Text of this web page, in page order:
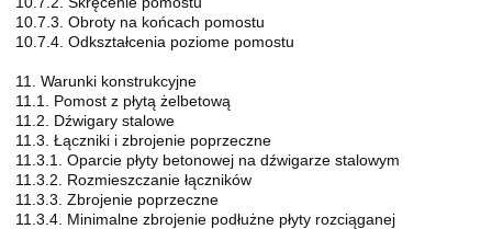
10.7.3. Obroty na końcach pomostu
10.7.4. Odkształcenia poziome pomostu
11. Warunki konstrukcyjne
11.1. Pomost z płytą żelbetową
11.2. Dźwigary stalowe
11.3. Łączniki i zbrojenie poprzeczne
11.3.1. Oparcie płyty betonowej na dźwigarze stalowym
11.3.2. Rozmieszczanie łączników
11.3.3. Zbrojenie poprzeczne
11.3.4. Minimalne zbrojenie podłużne płyty rozciąganej